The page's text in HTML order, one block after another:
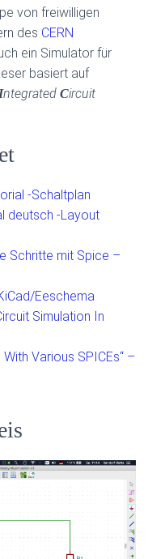
von freiwilligen
des CERN
ein Simulator für
basiert auf
Integrated Circuit
-Schaltplan
deutsch -Layout
Schritte mit Spice –
Eeschema
Simulation In
Various SPICEs“ –